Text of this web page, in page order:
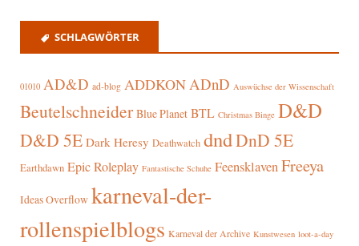
SCHLAGWÖRTER
01010 AD&D ad-blog ADDKONADnD Auswüchse der Wissenschaft
Beutelschneider Blue Planet BTL Christmas Binge D&D
D&D 5E Dark Heresy Deathwatch dndDnD 5E
Earthdawn Epic Roleplay Fantastische Schuhe FeensklavenFreeya
Ideas Overflow karneval-der-
rollenspielblogs Karneval der Archive Kunstwesen loot-a-day